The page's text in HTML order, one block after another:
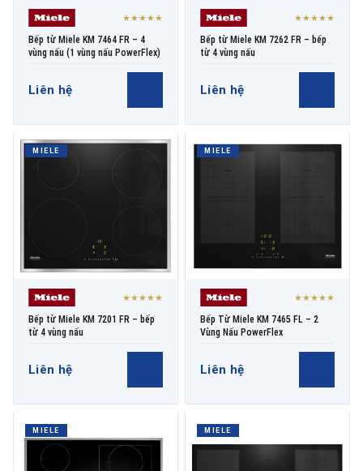
★★★★★
Bếp từ Miele KM 7464 FR – 4
vùng nấu (1 vùng nấu PowerFlex)
Liên hệ
★★★★★
Bếp từ Miele KM 7262 FR – bếp
từ 4 vùng nấu
Liên hệ
MIELE
★★★★★
Bếp từ Miele KM 7201 FR – bếp
từ 4 vùng nấu
Liên hệ
MIELE
★★★★★
Bếp Từ Miele KM 7465 FL – 2
Vùng Nấu PowerFlex
Liên hệ
MIELE MIELE